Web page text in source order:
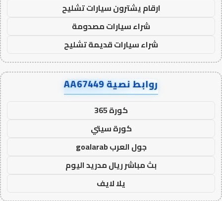
ارقام يشترون سيارات تشليح
شراء سيارات مصدومة
شراء سيارات قديمة تشليح
روابط نصية AA67449
كورة 365
كورة سيتي
جول العرب goalarab
بث مباشر ريال مدريد اليوم
يلا لايف